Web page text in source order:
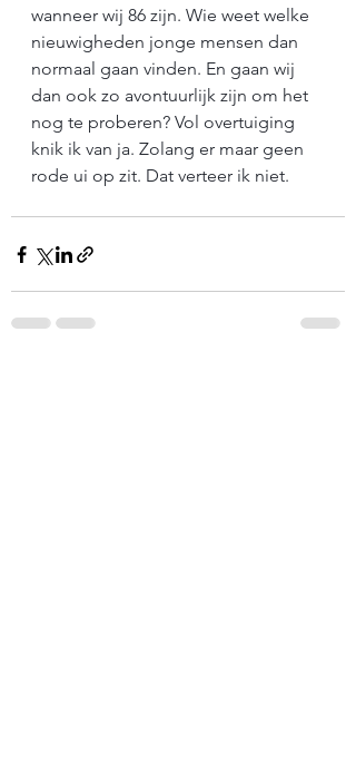
wanneer wij 86 zijn. Wie weet welke
nieuwigheden jonge mensen dan
normaal gaan vinden. En gaan wij
dan ook zo avontuurlijk zijn om het
nog te proberen? Vol overtuiging
knik ik van ja. Zolang er maar geen
rode ui op zit. Dat verteer ik niet.